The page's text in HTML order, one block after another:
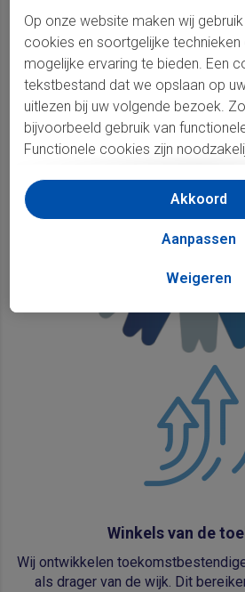
Winkels van de
Wij ontwikkelen
als drager van de wijk. Dit
Op onze website maken wij
cookies en soortgelijke
mogelijke ervaring te bieden. Een
tekstbestand dat we opslaan op
uitlezen bij uw volgende bezoek.
bijvoorbeeld gebruik van
Functionele cookies zijn
toestemming nodig. Ook maken wij
comfort cookies en analytische
cookies slaan wij gegevens op
cookies gebruiken wij voor het
Daarnaast maken we gebruik van
marketing cookies voor het
gepersonaliseerd aanbod op basis
bezochte websites en uw
'Akkoord' te klikken gaat u akkoord
van alle cookies. U kunt uw
meer over
Weigeren
Aanpassen
Akkoord